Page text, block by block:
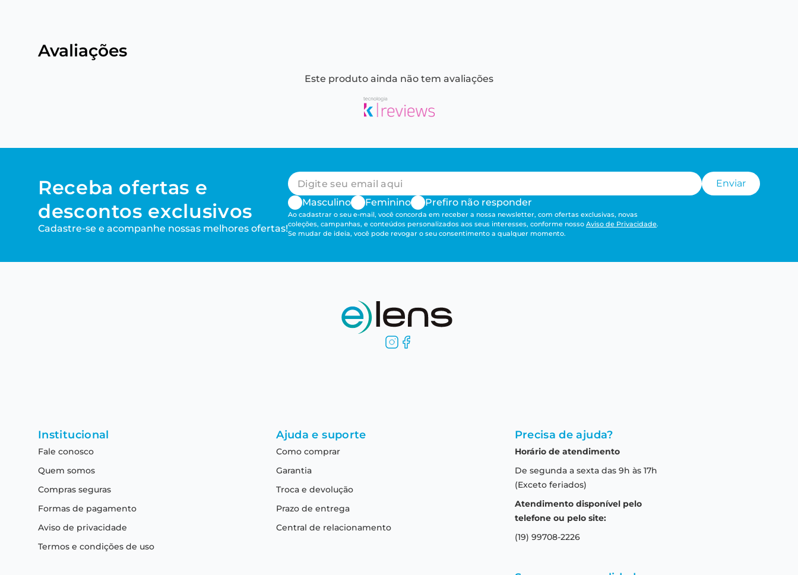
Avaliações
Este produto ainda não tem avaliações
Receba ofertas e
descontos exclusivos
Cadastre-se e acompanhe nossas melhores ofertas!
Enviar
Masculino
Feminino Prefiro não responder
Ao cadastrar o seu e-mail, você concorda em receber a nossa newsletter, com ofertas exclusivas, novas
coleções, campanhas, e conteúdos personalizados aos seus interesses, conforme nosso Aviso de Privacidade.
Se mudar de ideia, você pode revogar o seu consentimento a qualquer momento.
Institucional
Fale conosco
Quem somos
Compras seguras
Formas de pagamento
Aviso de privacidade
Termos e condições de uso
Ajuda e suporte
Como comprar
Garantia
Troca e devolução
Prazo de entrega
Central de relacionamento
Precisa de ajuda?
Horário de atendimento
De segunda a sexta das 9h às 17h
(Exceto feriados)
Atendimento disponível pelo
telefone ou pelo site:
(19) 99708-2226